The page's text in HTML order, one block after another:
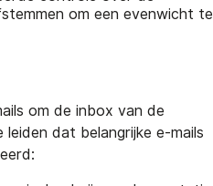
om een evenwicht te
om de inbox van de
dat belangrijke e-mails